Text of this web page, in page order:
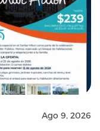
Ago 9, 2026